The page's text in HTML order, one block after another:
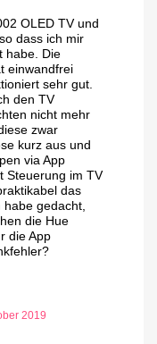
OLED TV und
dass ich mir
habe. Die
einwandfrei
sehr gut.
den TV
nicht mehr
zwar
kurz aus und
via App
Steuerung im TV
das
gedacht,
die Hue
die App
2019